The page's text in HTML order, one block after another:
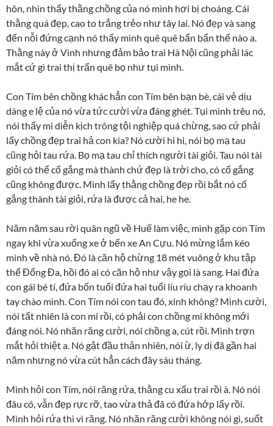
hôn, nhìn thấy thằng chồng của nó mình hơi bị choáng. Cái
thằng quá đẹp, cao to trắng trẻo như tây lai. Nó đẹp và sang
đến nỗi đứng cạnh nó thấy mình quê quê bẩn bẩn thế nào a.
Thằng này ở Vinh nhưng đảm bảo trai Hà Nội cũng phải lác
mắt cứ gì trai thị trấn quê bọ như tụi mình.
Con Tím bên chồng khác hẳn con Tím bên bạn bè, cái vẻ dịu
dàng e lệ của nó vừa tức cười vừa đáng ghét. Tụi mình trêu nó,
nói thấy mi diễn kịch trông tội nghiệp quá chừng, sao cứ phải
lấy chồng đẹp trai hả con kia? Nó cười hi hi, nói bọ mạ tau
cũng hỏi tau rứa. Bọ mạ tau chỉ thích người tài giỏi. Tau nói tài
giỏi có thể cố gắng mà thành chứ đẹp là trời cho, có cố gắng
cũng không được. Mình lấy thằng chồng đẹp rồi bắt nó cố
gắng thành tài giỏi, rứa là được cả hai, he he.
Năm năm sau rời quân ngũ về Huế làm việc, mình gặp con Tím
ngay khi vừa xuống xe ở bến xe An Cựu. Nó mừng lắm kéo
mình về nhà nó. Đó là căn hộ chừng 18 mét vuông ở khu tập
thể Đống Đa, hồi đó ai có căn hộ như vậy gọi là sang. Hai đứa
con gái bé tí, đứa bốn tuổi đứa hai tuổi líu ríu chạy ra khoanh
tay chào mình. Con Tím nói con tau đó, xinh không? Mình cười,
nói tất nhiên là con mi rồi, có phải con chồng mi không mới
đáng nói. Nó nhăn răng cười, nói chồng a, cút rồi. Mình trợn
mắt hỏi thiệt a. Nó gật đầu thản nhiên, nói ừ, ly dị đã gần hai
năm nhưng nó vừa cút hẳn cách đây sáu tháng.
Mình hỏi con Tím, nói răng rứa, thằng cu xấu trai rồi à. Nó nói
đâu có, vẫn đẹp rực rỡ, tao vừa thả đã có đứa hớp lấy rồi.
Mình hỏi rứa thì vì răng. Nó nhăn răng cười không nói gì, suốt